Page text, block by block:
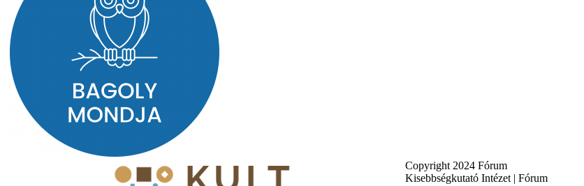
Copyright 2024 Fórum
Kisebbségkutató Intézet | Fórum